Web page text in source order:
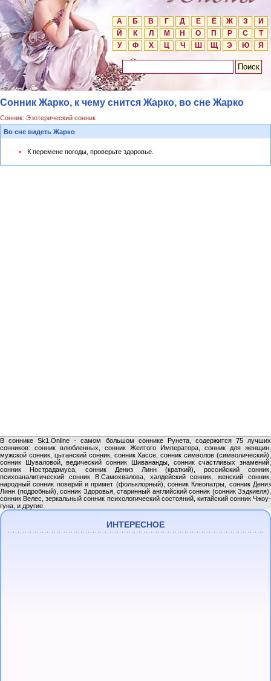
А Б В Г Д Е Ё Ж З
И
Й
К Л М Н О П Р С
Т
У
Ф Х Ц Ч Ш Щ Э Ю Я
Сонник Жарко, к чему снится Жарко, во сне Жарко
Сонник: Эзотерический сонник
Во сне видеть Жарко
К перемене погоды, проверьте здоровье.
В соннике Sk1.Online - самом большом соннике Рунета, содержится 75 лучших
сонников: сонник влюбленных, сонник Желтого Императора, сонник для женщин,
мужской сонник, цыганский сонник, сонник Хассе, сонник символов (символический),
сонник Шуваловой, ведический сонник Шивананды, сонник счастливых знамений,
сонник Нострадамуса, сонник Дениз Линн (краткий), российский сонник,
психоаналитический сонник В.Самохвалова, халдейский сонник, женский сонник,
народный сонник поверий и примет (фольклорный), сонник Клеопатры, сонник Дениз
Линн (подробный), сонник Здоровья, старинный английский сонник (сонник Зэдкиеля),
сонник Велес, зеркальный сонник психологический состояний, китайский сонник Чжоу-
гуна, и другие.
ИНТЕРЕСНОЕ